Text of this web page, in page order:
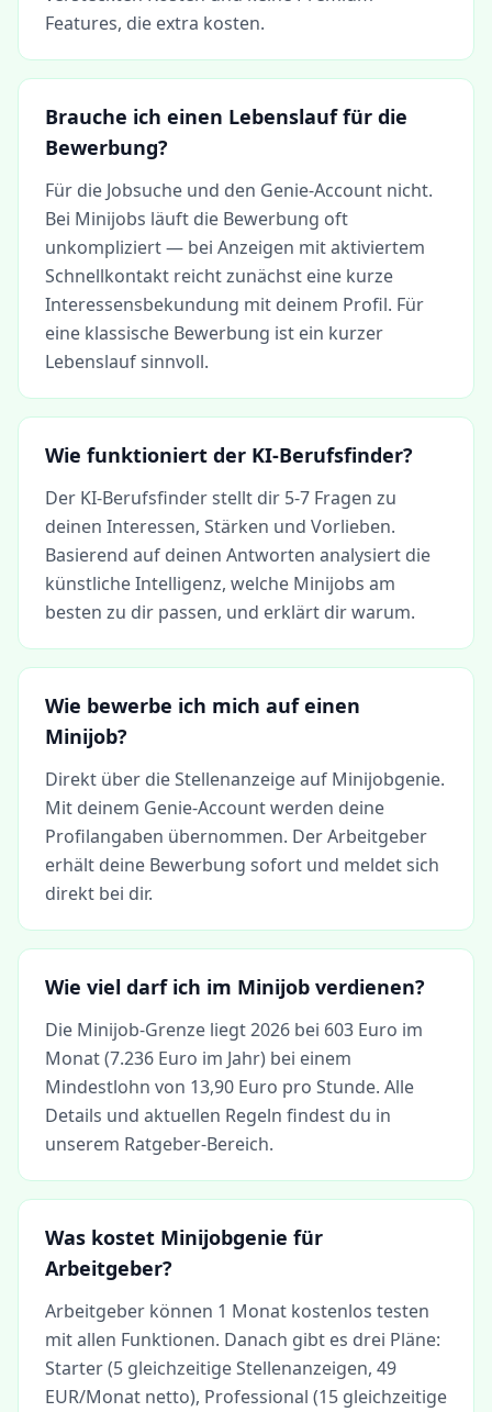
Features, die extra kosten.
Brauche ich einen Lebenslauf für die
Bewerbung?
Für die Jobsuche und den Genie-Account nicht.
Bei Minijobs läuft die Bewerbung oft
unkompliziert — bei Anzeigen mit aktiviertem
Schnellkontakt reicht zunächst eine kurze
Interessensbekundung mit deinem Profil. Für
eine klassische Bewerbung ist ein kurzer
Lebenslauf sinnvoll.
Wie funktioniert der KI-Berufsfinder?
Der KI-Berufsfinder stellt dir 5-7 Fragen zu
deinen Interessen, Stärken und Vorlieben.
Basierend auf deinen Antworten analysiert die
künstliche Intelligenz, welche Minijobs am
besten zu dir passen, und erklärt dir warum.
Wie bewerbe ich mich auf einen
Minijob?
Direkt über die Stellenanzeige auf Minijobgenie.
Mit deinem Genie-Account werden deine
Profilangaben übernommen. Der Arbeitgeber
erhält deine Bewerbung sofort und meldet sich
direkt bei dir.
Wie viel darf ich im Minijob verdienen?
Die Minijob-Grenze liegt 2026 bei 603 Euro im
Monat (7.236 Euro im Jahr) bei einem
Mindestlohn von 13,90 Euro pro Stunde. Alle
Details und aktuellen Regeln findest du in
unserem Ratgeber-Bereich.
Was kostet Minijobgenie für
Arbeitgeber?
Arbeitgeber können 1 Monat kostenlos testen
mit allen Funktionen. Danach gibt es drei Pläne:
Starter (5 gleichzeitige Stellenanzeigen, 49
EUR/Monat netto), Professional (15 gleichzeitige